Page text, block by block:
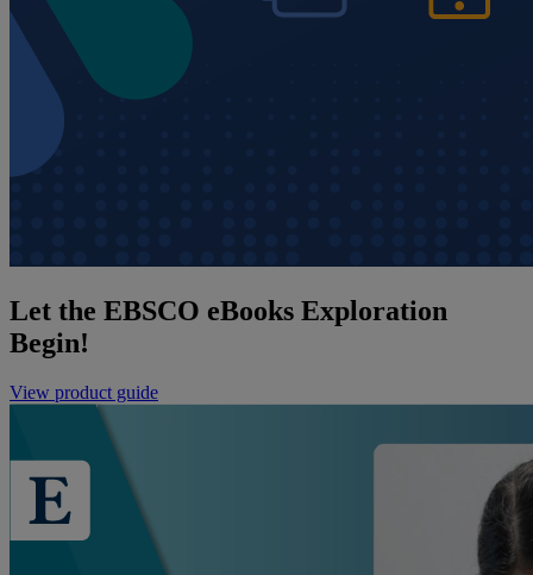
Let the EBSCO eBooks Exploration
Begin!
View product guide